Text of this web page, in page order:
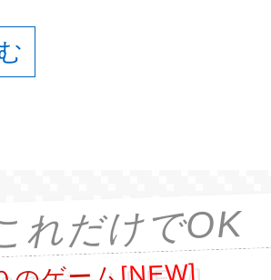
れだけでOK
[NEW]